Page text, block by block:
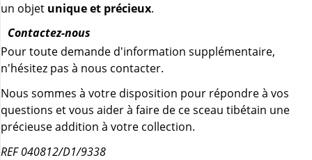
un objet unique et précieux.
Contactez-nous
Pour toute demande d'information supplémentaire,
n'hésitez pas à nous contacter.
Nous sommes à votre disposition pour répondre à vos
questions et vous aider à faire de ce sceau tibétain une
précieuse addition à votre collection.
REF 040812/D1/9338